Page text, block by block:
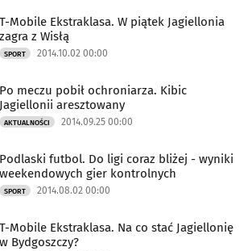
T-Mobile Ekstraklasa. W piątek Jagiellonia
zagra z Wisłą
SPORT 2014.10.02 00:00
Po meczu pobił ochroniarza. Kibic
Jagiellonii aresztowany
AKTUALNOŚCI 2014.09.25 00:00
Podlaski futbol. Do ligi coraz bliżej - wyniki
weekendowych gier kontrolnych
SPORT 2014.08.02 00:00
T-Mobile Ekstraklasa. Na co stać Jagiellonię
w Bydgoszczy?